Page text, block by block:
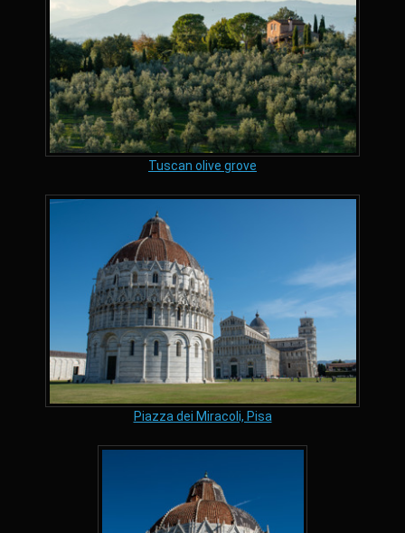
Tuscan olive grove
Piazza dei Miracoli, Pisa